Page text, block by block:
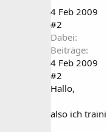
4 Feb 2009
#2
Dabei
Beiträge
4 Feb 2009
#2
Hallo,
also ich